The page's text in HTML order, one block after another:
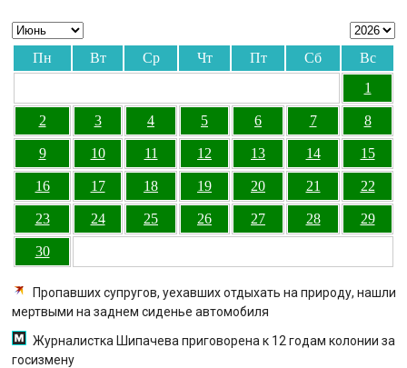
Пн Вт Ср Чт Пт Сб
Вс
1
2 3 4 5 6 7 8
9 10 11 12 13 14 15
16 17 18 19 20 21 22
23 24 25 26 27 28 29
30
Пропавших супругов, уехавших отдыхать на природу, нашли
мертвыми на заднем сиденье автомобиля
Журналистка Шипачева приговорена к 12 годам колонии за
госизмену